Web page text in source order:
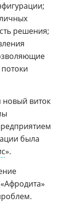
решения;
новый виток
была
».